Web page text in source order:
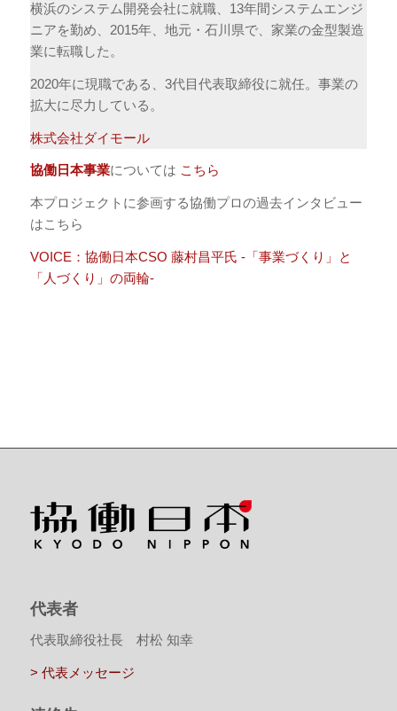
横浜のシステム開発会社に就職、13年間システムエンジ
ニアを勤め、2015年、地元・石川県で、家業の金型製造
業に転職した。
2020年に現職である、3代目代表取締役に就任。事業の
拡大に尽力している。
株式会社ダイモール
協働日本事業については こちら
本プロジェクトに参画する協働プロの過去インタビュー
はこちら
VOICE：協働日本CSO 藤村昌平氏 -「事業づくり」と
「人づくり」の両輪-
代表者
代表取締役社長 村松 知幸
> 代表メッセージ